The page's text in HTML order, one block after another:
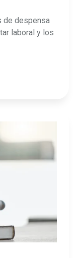
de despensa
laboral y los